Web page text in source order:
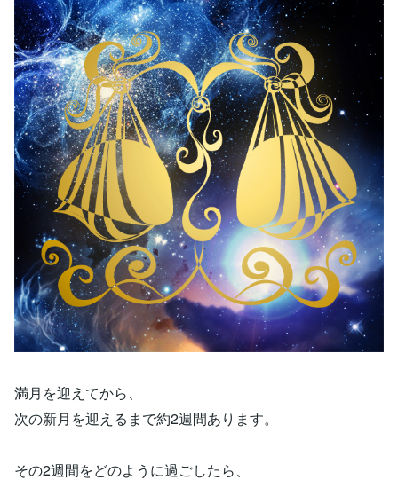
満月を迎えてから、
次の新月を迎えるまで約2週間あります。
その2週間をどのように過ごしたら、